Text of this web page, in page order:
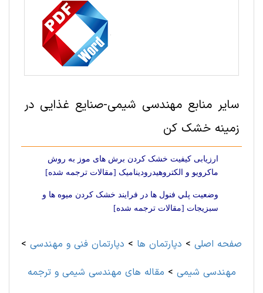
سایر منابع مهندسی شیمی-صنایع غذایی در
زمینه خشک کن
ارزیابی کیفیت خشک کردن برش های موز به روش
ماکرویو و الکتروهیدرودینامیک [مقالات ترجمه شده]
وضعيت پلي فنول ها در فرايند خشک کردن ميوه ها و
سبزيجات [مقالات ترجمه شده]
صفحه اصلی > دپارتمان ها > دپارتمان فنی و مهندسی >
مهندسی شیمی > مقاله های مهندسی شیمی و ترجمه